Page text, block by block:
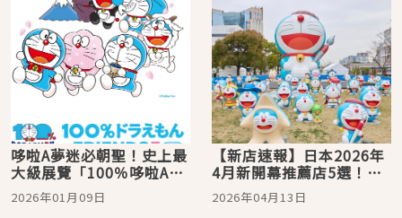
哆啦A夢迷必朝聖！史上最
大級展覽「100％哆啦A夢
＆朋友們」日本首度登場
2026年01月09日
【新店速報】日本2026年
4月新開幕推薦店5選！
「100％哆啦A夢＆
FRIENDS in 東京」必須
2026年04月13日